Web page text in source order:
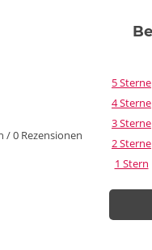
/0 Rezensionen
5 Sterne
4 Sterne
3 Sterne
2 Sterne
1 Stern